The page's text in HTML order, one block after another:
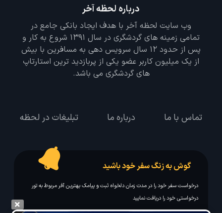
درباره لحظه آخر
وب سایت لحظه آخر با هدف ایجاد بانکی جامع در
تمامی زمینه های گردشگری در سال 1391 شروع به کار و
پس از حدود 12 سال سرویس دهی به مسافرین با بیش
از یک میلیون کاربر عضو یکی از پربازدید ترین استارتاپ
های گردشگری می باشد.
تماس با ما درباره ما تبلیغات در لحظه
گوش به زنگ سفر خود باشید
درخواست سفر خود را در مدت زمان دلخواه ثبت و پیامک بهترین آفر مربوط به تور
درخواستی خود را دریافت نمایید